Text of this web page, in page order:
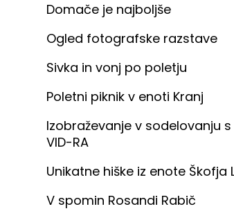
Domače je najboljše
Ogled fotografske razstave
Sivka in vonj po poletju
Poletni piknik v enoti Kranj
Izobraževanje v sodelovanju
VID-RA
Unikatne hiške iz enote Škofja
V spomin Rosandi Rabič